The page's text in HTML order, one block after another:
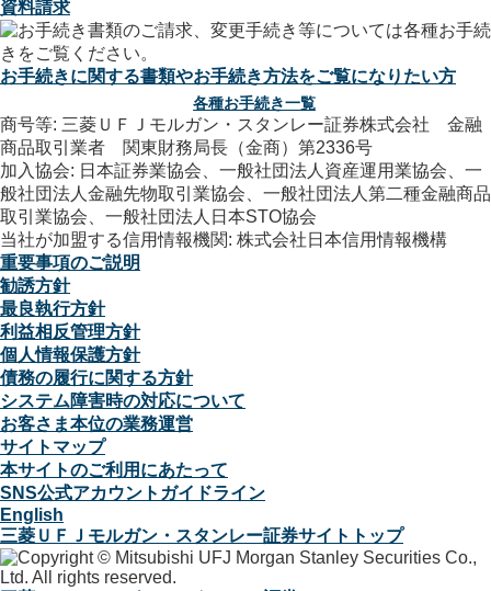
資料請求
お手続きに関する書類やお手続き方法をご覧になりたい方
各種お手続き一覧
商号等: 三菱ＵＦＪモルガン・スタンレー証券株式会社 金融
商品取引業者 関東財務局長（金商）第2336号
加入協会: 日本証券業協会、一般社団法人資産運用業協会、一
般社団法人金融先物取引業協会、一般社団法人第二種金融商品
取引業協会、一般社団法人日本STO協会
当社が加盟する信用情報機関: 株式会社日本信用情報機構
重要事項のご説明
勧誘方針
最良執行方針
利益相反管理方針
個人情報保護方針
債務の履行に関する方針
システム障害時の対応について
お客さま本位の業務運営
サイトマップ
本サイトのご利用にあたって
SNS公式アカウントガイドライン
English
三菱ＵＦＪモルガン・スタンレー証券サイトトップ